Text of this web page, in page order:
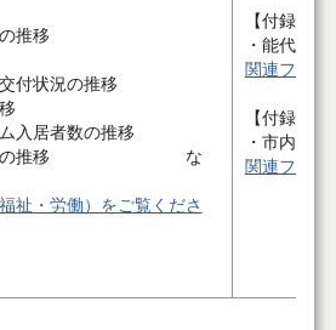
【付録2】
・能代市
関連ファイ
【付録3】
・市内主
関連ファイ
推移
付状況の推移
入居者数の推移
生状況の推移 な
祉・労働）をご覧くださ